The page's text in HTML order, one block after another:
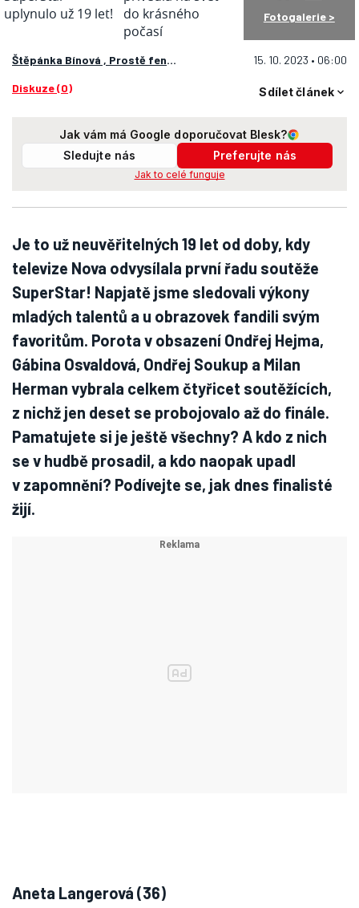
Fotogalerie >
Štěpánka Bínová , Prostě fenomén 15. 10. 2023 • 06:00
Diskuze (0) Sdílet článek
Jak vám má Google doporučovat Blesk?
Sledujte nás
Preferujte nás
Jak to celé funguje
Je to už neuvěřitelných 19 let od doby, kdy
televize Nova odvysílala první řadu soutěže
SuperStar! Napjatě jsme sledovali výkony
mladých talentů a u obrazovek fandili svým
favoritům. Porota v obsazení Ondřej Hejma,
Gábina Osvaldová, Ondřej Soukup a Milan
Herman vybrala celkem čtyřicet soutěžících,
z nichž jen deset se probojovalo až do finále.
Pamatujete si je ještě všechny? A kdo z nich
se v hudbě prosadil, a kdo naopak upadl
v zapomnění? Podívejte se, jak dnes finalisté
žijí.
Aneta Langerová (36)